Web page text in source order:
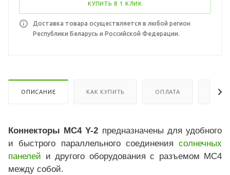
КУПИТЬ В 1 КЛИК
Доставка товара осуществляется в любой регион
Республики Беларусь и Российской Федерации.
ОПИСАНИЕ КАК КУПИТЬ ОПЛАТА
Коннекторы MC4 Y-2 предназначены для удобного
и быстрого параллельного соединения солнечных
панелей и другого оборудования с разъемом МС4
между собой.